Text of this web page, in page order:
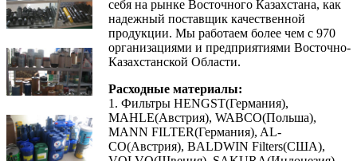
себя на рынке Восточного Казахстана, как
надежный поставщик качественной
продукции. Мы работаем более чем с 970
организациями и предприятиями Восточно-
Казахстанской Области.
Расходные материалы:
1. Фильтры HENGST(Германия),
MAHLE(Австрия), WABCO(Польша),
MANN FILTER(Германия), AL-
CO(Австрия), BALDWIN Filters(США),